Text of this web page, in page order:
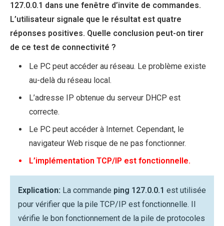
127.0.0.1 dans une fenêtre d’invite de commandes.
L’utilisateur signale que le résultat est quatre
réponses positives. Quelle conclusion peut-on tirer
de ce test de connectivité ?
Le PC peut accéder au réseau. Le problème existe
au-delà du réseau local.
L’adresse IP obtenue du serveur DHCP est
correcte.
Le PC peut accéder à Internet. Cependant, le
navigateur Web risque de ne pas fonctionner.
L’implémentation TCP/IP est fonctionnelle.
Explication: La commande ping 127.0.0.1 est utilisée
pour vérifier que la pile TCP/IP est fonctionnelle. Il
vérifie le bon fonctionnement de la pile de protocoles